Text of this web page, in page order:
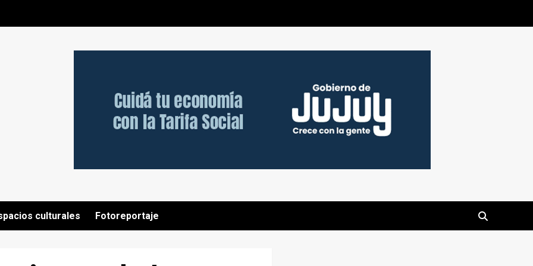
culturales Fotoreportaje